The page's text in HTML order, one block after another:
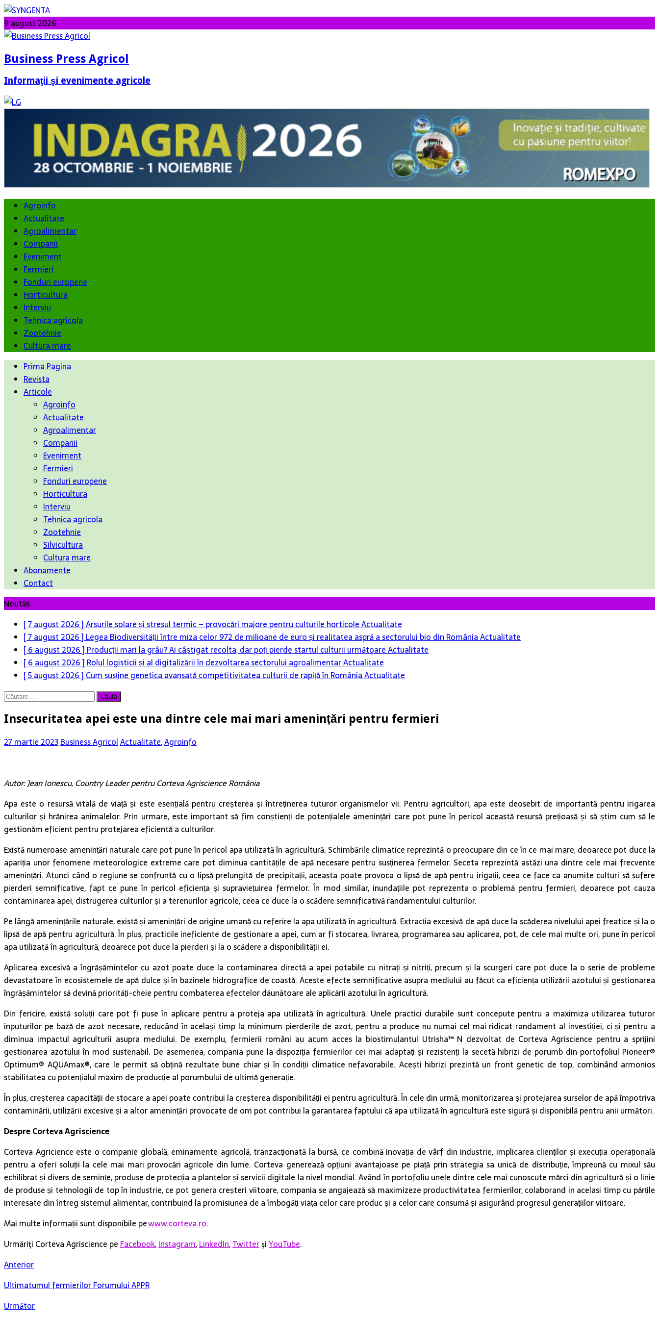
9 august 2026
Business Press Agricol
Informaţii şi evenimente agricole
Agroinfo
Actualitate
Agroalimentar
Companii
Eveniment
Fermieri
Fonduri europene
Horticultura
Interviu
Tehnica agricola
Zootehnie
Cultura mare
Prima Pagina
Revista
Articole
Agroinfo
Actualitate
Agroalimentar
Companii
Eveniment
Fermieri
Fonduri europene
Horticultura
Interviu
Tehnica agricola
Zootehnie
Silvicultura
Cultura mare
Abonamente
Contact
Noutăți
[ 7 august 2026 ]Arsurile solare și stresul termic – provocări majore pentru culturile horticoleActualitate
[ 7 august 2026 ] Legea Biodiversității între miza celor 972 de milioane de euro și realitatea aspră a sectorului bio din RomâniaActualitate
[ 6 august 2026 ] Producții mari la grâu? Ai câștigat recolta, dar poți pierde startul culturii următoareActualitate
[ 6 august 2026 ] Rolul logisticii și al digitalizării în dezvoltarea sectorului agroalimentarActualitate
[ 5 august 2026 ] Cum susține genetica avansată competitivitatea culturii de rapiță în RomâniaActualitate
Caută
Insecuritatea apei este una dintre cele mai mari amenințări pentru fermieri
27 martie 2023Business AgricolActualitate,Agroinfo
Autor: Jean Ionescu, Country Leader pentru Corteva Agriscience România
Apa este o resursă vitală de viață și este esențială pentru creșterea și întreținerea tuturor organismelor vii. Pentru agricultori, apa este deosebit de importantă pentru irigarea
culturilor și hrănirea animalelor. Prin urmare, este important să fim conștienți de potențialele amenințări care pot pune în pericol această resursă prețioasă și să știm cum să le
gestionăm eficient pentru protejarea eficientă a culturilor.
Există numeroase amenințări naturale care pot pune în pericol apa utilizată în agricultură. Schimbările climatice reprezintă o preocupare din ce în ce mai mare, deoarece pot duce la
apariția unor fenomene meteorologice extreme care pot diminua cantitățile de apă necesare pentru susținerea fermelor. Seceta reprezintă astăzi una dintre cele mai frecvente
amenințări. Atunci când o regiune se confruntă cu o lipsă prelungită de precipitații, aceasta poate provoca o lipsă de apă pentru irigații, ceea ce face ca anumite culturi să sufere
pierderi semnificative, fapt ce pune în pericol eficiența și supraviețuirea fermelor. În mod similar, inundațiile pot reprezenta o problemă pentru fermieri, deoarece pot cauza
contaminarea apei, distrugerea culturilor și a terenurilor agricole, ceea ce duce la o scădere semnificativă randamentului culturilor.
Pe lângă amenințările naturale, există și amenințări de origine umană cu referire la apa utilizată în agricultură. Extracția excesivă de apă duce la scăderea nivelului apei freatice și la o
lipsă de apă pentru agricultură. În plus, practicile ineficiente de gestionare a apei, cum ar fi stocarea, livrarea, programarea sau aplicarea, pot, de cele mai multe ori, pune în pericol
apa utilizată în agricultură, deoarece pot duce la pierderi și la o scădere a disponibilității ei.
Aplicarea excesivă a îngrășămintelor cu azot poate duce la contaminarea directă a apei potabile cu nitrați și nitriți, precum și la scurgeri care pot duce la o serie de probleme
devastatoare în ecosistemele de apă dulce și în bazinele hidrografice de coastă. Aceste efecte semnificative asupra mediului au făcut ca eficiența utilizării azotului și gestionarea
îngrășămintelor să devină priorități-cheie pentru combaterea efectelor dăunătoare ale aplicării azotului în agricultură.
Din fericire, există soluții care pot fi puse în aplicare pentru a proteja apa utilizată în agricultură. Unele practici durabile sunt concepute pentru a maximiza utilizarea tuturor
inputurilor pe bază de azot necesare, reducând în același timp la minimum pierderile de azot, pentru a produce nu numai cel mai ridicat randament al investiției, ci și pentru a
diminua impactul agriculturii asupra mediului. De exemplu, fermierii români au acum acces la biostimulantul Utrisha™ N dezvoltat de Corteva Agriscience pentru a sprijini
gestionarea azotului în mod sustenabil. De asemenea, compania pune la dispoziția fermierilor cei mai adaptați și rezistenți la secetă hibrizi de porumb din portofoliul Pioneer®
Optimum® AQUAmax®, care le permit să obțină rezultate bune chiar și în condiții climatice nefavorabile. Acești hibrizi prezintă un front genetic de top, combinând armonios
stabilitatea cu potențialul maxim de producție al porumbului de ultimă generație.
În plus, creșterea capacității de stocare a apei poate contribui la creșterea disponibilității ei pentru agricultură. În cele din urmă, monitorizarea și protejarea surselor de apă împotriva
contaminării, utilizării excesive și a altor amenințări provocate de om pot contribui la garantarea faptului că apa utilizată în agricultură este sigură și disponibilă pentru anii următori.
Despre Corteva Agriscience
Corteva Agricience este o companie globală, eminamente agricolă, tranzacționată la bursă, ce combină inovația de vârf din industrie, implicarea clienților și execuția operațională
pentru a oferi soluții la cele mai mari provocări agricole din lume. Corteva generează opțiuni avantajoase pe piață prin strategia sa unică de distribuție, împreună cu mixul său
echilibrat și divers de semințe, produse de protecția a plantelor și servicii digitale la nivel mondial. Având în portofoliu unele dintre cele mai cunoscute mărci din agricultură și o linie
de produse și tehnologii de top în industrie, ce pot genera creșteri viitoare, compania se angajează să maximizeze productivitatea fermierilor, colaborand in acelasi timp cu părțile
interesate din întreg sistemul alimentar, contribuind la promisiunea de a îmbogăți viața celor care produc și a celor care consumă și asigurând progresul generațiilor viitoare.
Mai multe informații sunt disponibile pewww.corteva.ro.
Urmăriţi Corteva Agriscience pe Facebook,Instagram,LinkedIn,TwitterşiYouTube.
Anterior
Ultimatumul fermierilor Forumului APPR
Următor